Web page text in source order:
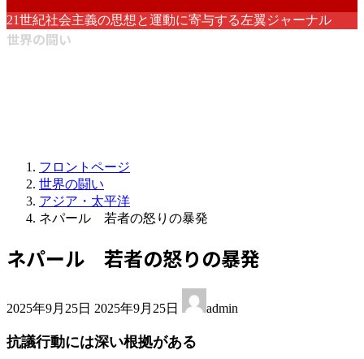
21世紀社会主義の思想と運動に寄与する左翼ジャーナル
世界の闘い
フロントページ
世界の闘い
アジア・太平洋
ネパール 若者の怒りの暴発
ネパール 若者の怒りの暴発
2025年9月25日 終
新
2025年9月25日 admin
抗議行動には深い根拠がある